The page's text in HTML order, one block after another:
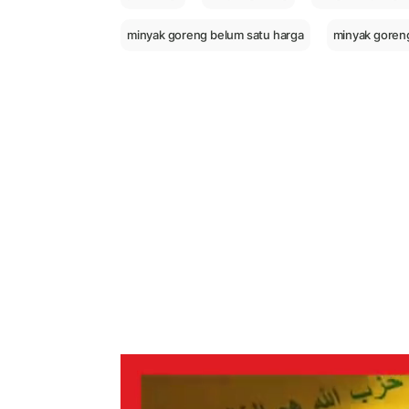
minyak goreng belum satu harga minyak